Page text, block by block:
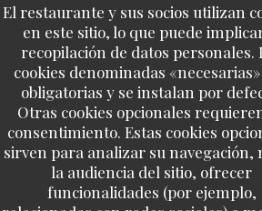
El restaurante y sus socios utilizan
en este sitio, lo que puede
recopilación de datos personales.
cookies denominadas
obligatorias y se instalan por
Otras cookies opcionales
consentimiento. Estas cookies
sirven para analizar su navegación,
la audiencia del sitio, ofrecer
funcionalidades (por ejemplo,
- INVITADOS 2
AMBIENTE: 5/5 MENÚ: 5/5
CALIDAD
de l'accueil a l'intégralité du